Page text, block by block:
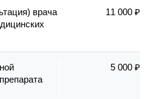
врача
11 000 ₽
5 000 ₽